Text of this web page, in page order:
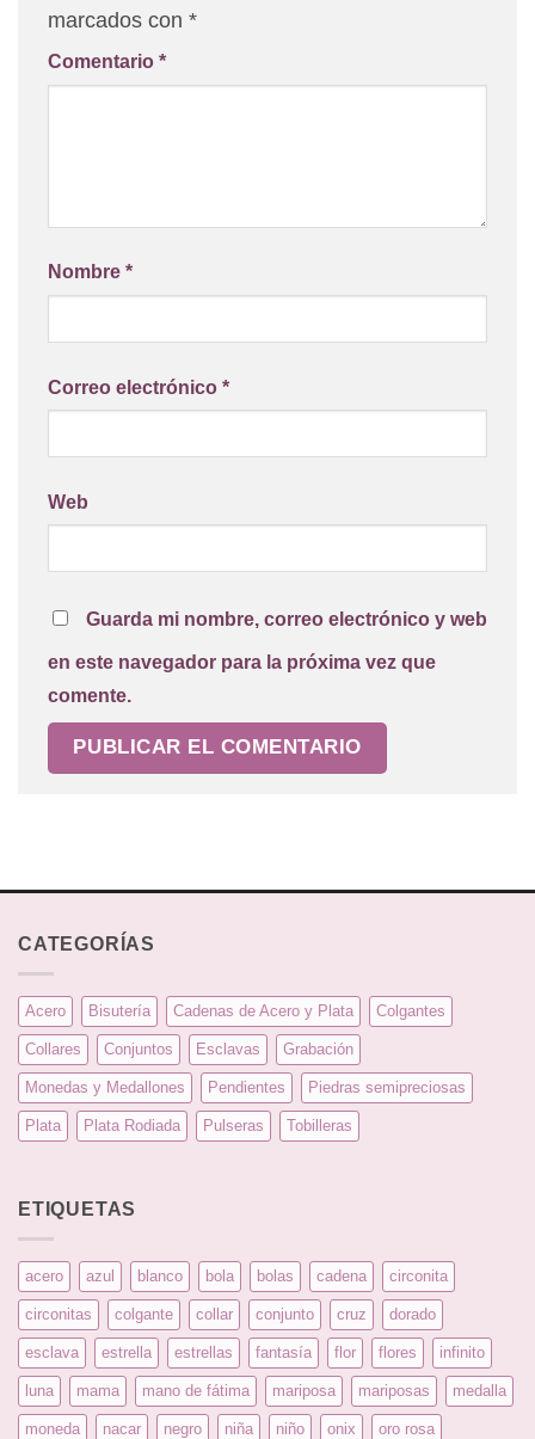
marcados con *
Comentario *
Nombre *
Correo electrónico *
Web
Guarda mi nombre, correo electrónico y web
en este navegador para la próxima vez que
comente.
CATEGORÍAS
Acero Bisutería Cadenas de Acero y Plata Colgantes
Collares Conjuntos Esclavas Grabación
Monedas y Medallones Pendientes Piedras semipreciosas
Plata Plata Rodiada Pulseras Tobilleras
ETIQUETAS
acero azul blanco bola bolas cadena circonita
circonitas colgante collar conjunto cruz dorado
esclava estrella estrellas fantasía flor flores infinito
luna mama mano de fátima mariposa mariposas medalla
moneda nacar negro niña niño onix oro rosa